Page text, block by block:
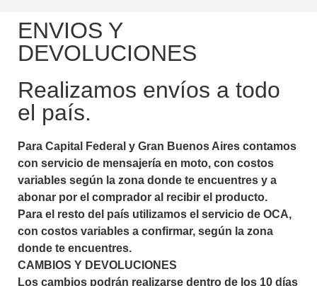
ENVIOS Y
DEVOLUCIONES
Realizamos envíos a todo
el país.
Para Capital Federal y Gran Buenos Aires contamos
con servicio de mensajería en moto, con costos
variables según la zona donde te encuentres y a
abonar por el comprador al recibir el producto.
Para el resto del país utilizamos el servicio de OCA,
con costos variables a confirmar, según la zona
donde te encuentres.
CAMBIOS Y DEVOLUCIONES
Los cambios podrán realizarse dentro de los 10 días